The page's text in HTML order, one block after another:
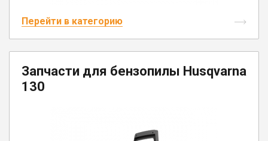
Перейти в категорию
Запчасти для бензопилы Husqvarna
130